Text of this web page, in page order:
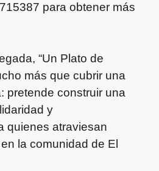
para obtener más
“Un Plato de
más que cubrir una
pretende construir una
y
quienes atraviesan
la comunidad de El